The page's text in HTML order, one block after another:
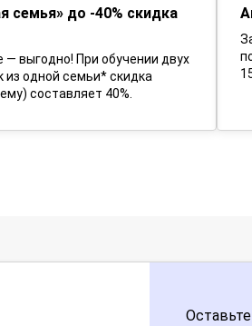
семья» до -40% скидка
— выгодно! При обучении двух
из одной семьи* скидка
составляет 40%.